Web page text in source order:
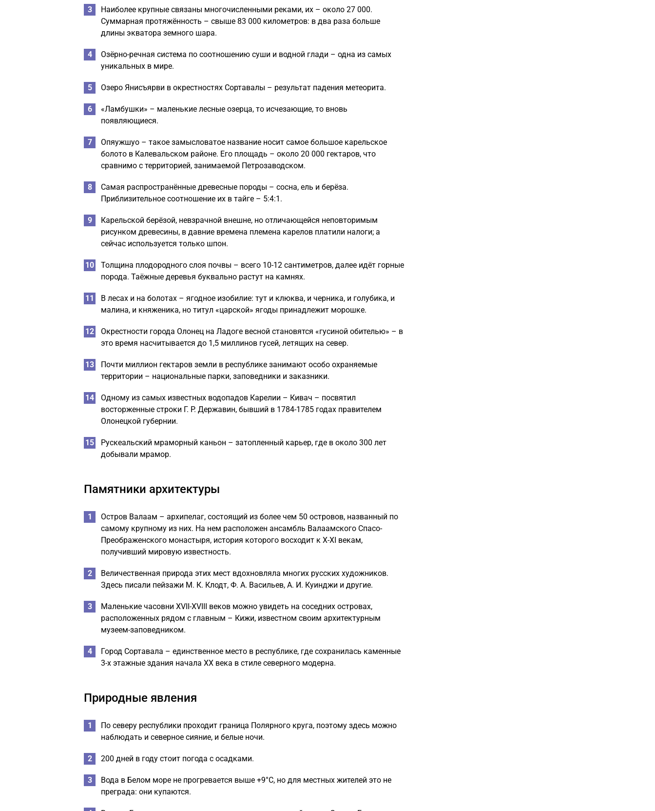
Наиболее крупные связаны многочисленными реками, их – около 27 000.
Суммарная протяжённость – свыше 83 000 километров: в два раза больше
длины экватора земного шара.
Озёрно-речная система по соотношению суши и водной глади – одна из самых
уникальных в мире.
Озеро Янисъярви в окрестностях Сортавалы – результат падения метеорита.
«Ламбушки» – маленькие лесные озерца, то исчезающие, то вновь
появляющиеся.
Опяужшуо – такое замысловатое название носит самое большое карельское
болото в Калевальском районе. Его площадь – около 20 000 гектаров, что
сравнимо с территорией, занимаемой Петрозаводском.
Самая распространённые древесные породы – сосна, ель и берёза.
Приблизительное соотношение их в тайге – 5:4:1.
Карельской берёзой, невзрачной внешне, но отличающейся неповторимым
рисунком древесины, в давние времена племена карелов платили налоги; а
сейчас используется только шпон.
Толщина плодородного слоя почвы – всего 10-12 сантиметров, далее идёт горные
порода. Таёжные деревья буквально растут на камнях.
В лесах и на болотах – ягодное изобилие: тут и клюква, и черника, и голубика, и
малина, и княженика, но титул «царской» ягоды принадлежит морошке.
Окрестности города Олонец на Ладоге весной становятся «гусиной обителью» – в
это время насчитывается до 1,5 миллинов гусей, летящих на север.
Почти миллион гектаров земли в республике занимают особо охраняемые
территории – национальные парки, заповедники и заказники.
Одному из самых известных водопадов Карелии – Кивач – посвятил
восторженные строки Г. Р. Державин, бывший в 1784-1785 годах правителем
Олонецкой губернии.
Рускеальский мраморный каньон – затопленный карьер, где в около 300 лет
добывали мрамор.
Памятники архитектуры
Остров Валаам – архипелаг, состоящий из более чем 50 островов, названный по
самому крупному из них. На нем расположен ансамбль Валаамского Спасо-
Преображенского монастыря, история которого восходит к X-XI векам,
получивший мировую известность.
Величественная природа этих мест вдохновляла многих русских художников.
Здесь писали пейзажи М. К. Клодт, Ф. А. Васильев, А. И. Куинджи и другие.
Маленькие часовни XVII-XVIII веков можно увидеть на соседних островах,
расположенных рядом с главным – Кижи, известном своим архитектурным
музеем-заповедником.
Город Сортавала – единственное место в республике, где сохранилась каменные
3-х этажные здания начала XX века в стиле северного модерна.
Природные явления
По северу республики проходит граница Полярного круга, поэтому здесь можно
наблюдать и северное сияние, и белые ночи.
200 дней в году стоит погода с осадками.
Вода в Белом море не прогревается выше +9°C, но для местных жителей это не
преграда: они купаются.